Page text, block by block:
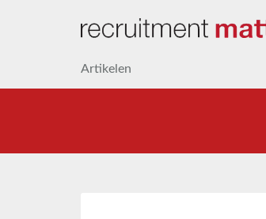
Artikelen